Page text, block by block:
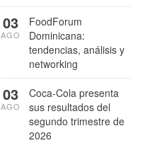
FoodForum
Dominicana:
tendencias, análisis y
networking
03
AGO
Coca-Cola presenta
sus resultados del
segundo trimestre de
2026
03
AGO